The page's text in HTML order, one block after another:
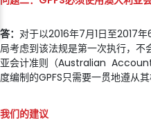
答： 对于以2016年7月1日至2017
局考虑到该法规是第一次执行，不
亚会计准则（Australian
度编制的GPFS只需要一贯地遵从
我们的建议